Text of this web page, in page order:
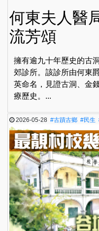
何東夫人醫
流芳頌
擁有逾九十年歷史的古
郊診所。該診所由何東
英命名，見證古洞、金
療歷史。...
2026-05-28#古蹟古鄉 #民生